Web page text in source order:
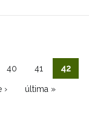
40 41 42
› última »